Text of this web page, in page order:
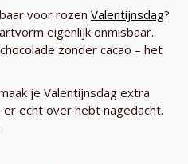
voor rozen Valentijnsdag?
eigenlijk onmisbaar.
zonder cacao – het
je Valentijnsdag extra
echt over hebt nagedacht.